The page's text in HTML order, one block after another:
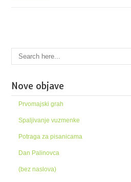
Nove objave
Prvomajski grah
Spaljivanje vuzmenke
Potraga za pisanicama
Dan Palinovca
(bez naslova)